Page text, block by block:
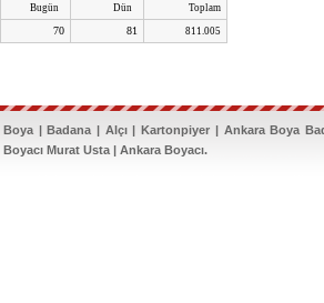
Bugün Dün Toplam
70 81 811.005
Boya | Badana | Alçı | Kartonpiyer | Ankara Boya
Boyacı Murat Usta | Ankara Boyacı.